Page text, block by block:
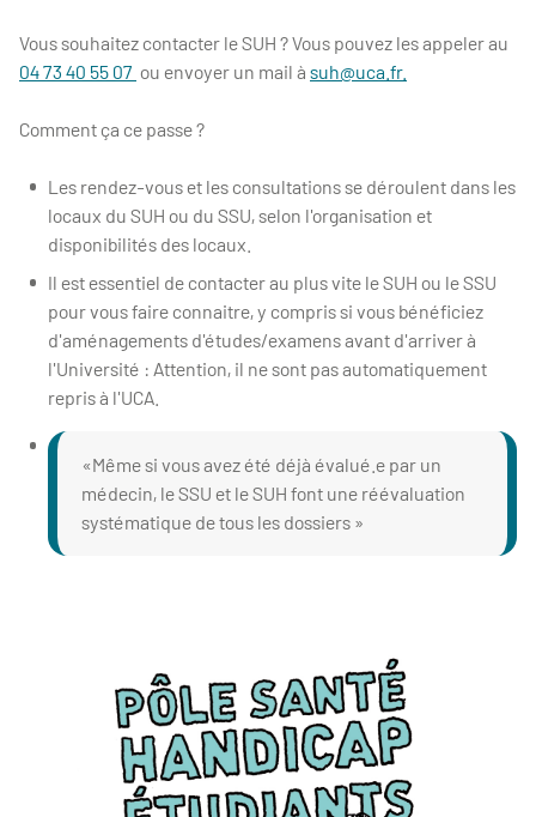
Vous souhaitez contacter le SUH ? Vous pouvez les appeler au
04 73 40 55 07 ou envoyer un mail à suh@uca.fr.
Comment ça ce passe ?
Les rendez-vous et les consultations se déroulent dans les
locaux du SUH ou du SSU, selon l'organisation et
disponibilités des locaux.
Il est essentiel de contacter au plus vite le SUH ou le SSU
pour vous faire connaitre, y compris si vous bénéficiez
d'aménagements d'études/examens avant d'arriver à
l'Université : Attention, il ne sont pas automatiquement
repris à l'UCA.
Même si vous avez été déjà évalué.e par un
médecin, le SSU et le SUH font une réévaluation
systématique de tous les dossiers